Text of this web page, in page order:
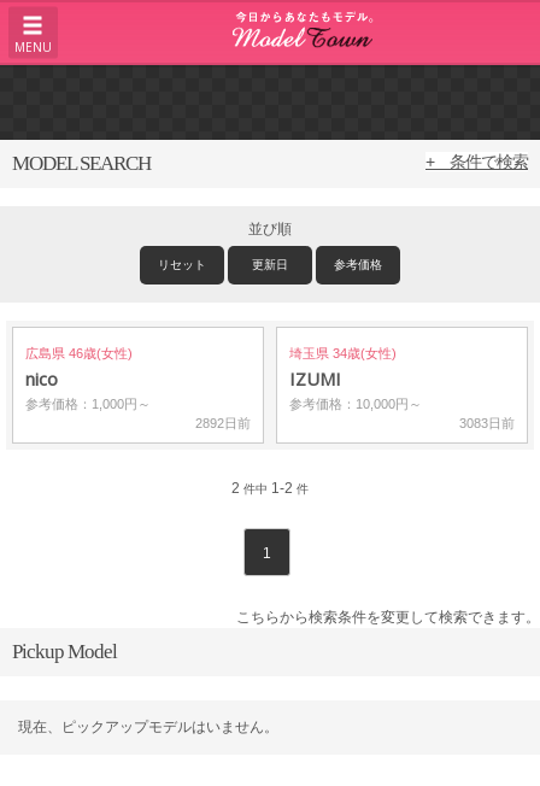
MENU
MODEL SEARCH + 条件で検索
並び順
リセット 更新日 参考価格
広島県 46歳(女性)
nico
参考価格：1,000円～
2892日前
埼玉県 34歳(女性)
IZUMI
参考価格：10,000円～
3083日前
2 件中 1-2 件
1
こちらから検索条件を変更して検索できます。
Pickup Model
現在、ピックアップモデルはいません。